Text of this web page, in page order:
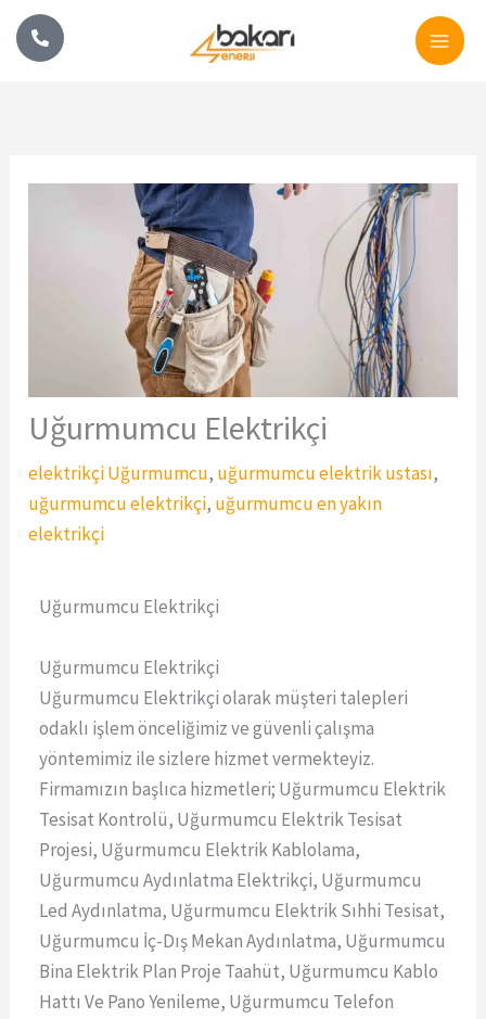
İçeriğe
atla
Uğurmumcu Elektrikçi
elektrikçi Uğurmumcu, uğurmumcu elektrik ustası,
uğurmumcu elektrikçi, uğurmumcu en yakın
elektrikçi
Uğurmumcu Elektrikçi
Uğurmumcu Elektrikçi
Uğurmumcu Elektrikçi olarak müşteri talepleri
odaklı işlem önceliğimiz ve güvenli çalışma
yöntemimiz ile sizlere hizmet vermekteyiz.
Firmamızın başlıca hizmetleri; Uğurmumcu Elektrik
Tesisat Kontrolü, Uğurmumcu Elektrik Tesisat
Projesi, Uğurmumcu Elektrik Kablolama,
Uğurmumcu Aydınlatma Elektrikçi, Uğurmumcu
Led Aydınlatma, Uğurmumcu Elektrik Sıhhi Tesisat,
Uğurmumcu İç-Dış Mekan Aydınlatma, Uğurmumcu
Bina Elektrik Plan Proje Taahüt, Uğurmumcu Kablo
Hattı Ve Pano Yenileme, Uğurmumcu Telefon